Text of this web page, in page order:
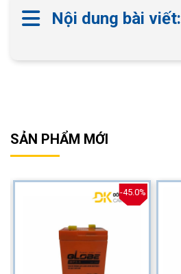
Nội dung bài viết:
SẢN PHẨM MỚI
-45.0%